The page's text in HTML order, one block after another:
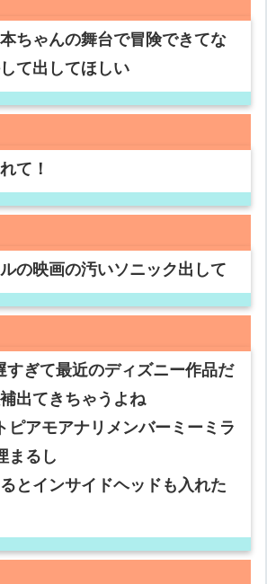
ちゃんの舞台で冒険できてな
て出してほしい
て！
の映画の汚いソニック出して
すぎて最近のディズニー作品だ
出てきちゃうよね
ピアモアナリメンバーミーミラ
まるし
とインサイドヘッドも入れた